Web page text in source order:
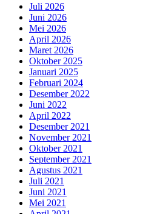
Juli 2026
Juni 2026
Mei 2026
April 2026
Maret 2026
Oktober 2025
Januari 2025
Februari 2024
Desember 2022
Juni 2022
April 2022
Desember 2021
November 2021
Oktober 2021
September 2021
Agustus 2021
Juli 2021
Juni 2021
Mei 2021